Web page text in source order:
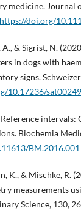
medicine.
https://doi.org/
& Sigrist, N.
in dogs with
signs.
10.17236/sat00249
Reference
Biochemia
BM.2016.001
K., & Mischke, R.
measurements
Science, 130,